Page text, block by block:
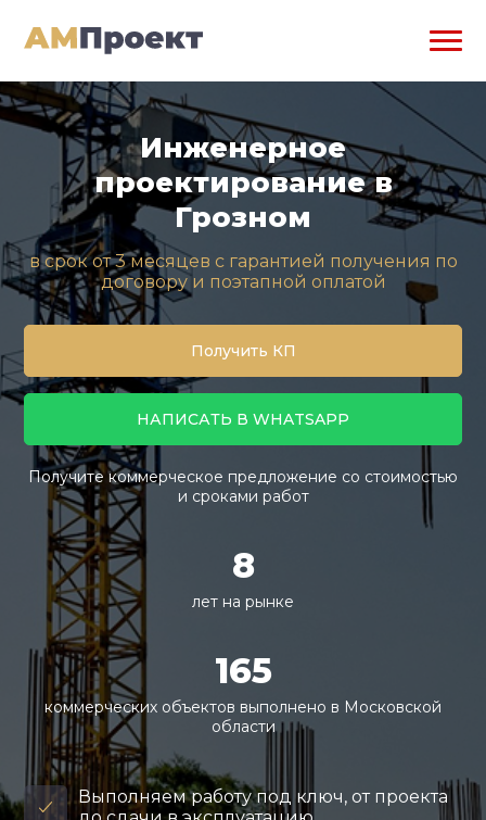
Инженерное
проектирование в
Грозном
в срок от 3 месяцев с гарантией получения по
договору и поэтапной оплатой
Получить КП
НАПИСАТЬ В WHATSAPP
Получите коммерческое предложение со стоимостью
и сроками работ
8
лет на рынке
165
коммерческих объектов выполнено в Московской
области
Выполняем работу под ключ, от проекта